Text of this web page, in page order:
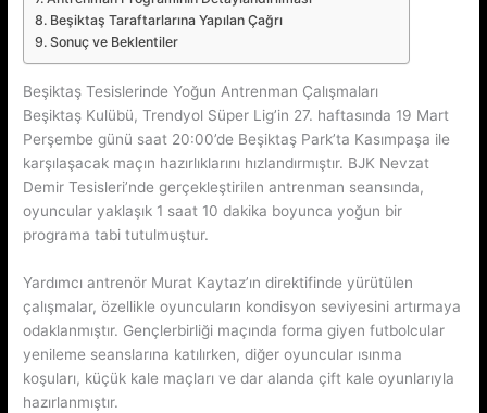
Beşiktaş Taraftarlarına Yapılan Çağrı
Sonuç ve Beklentiler
Beşiktaş Tesislerinde Yoğun Antrenman Çalışmaları
Beşiktaş Kulübü, Trendyol Süper Lig’in 27. haftasında 19 Mart
Perşembe günü saat 20:00’de Beşiktaş Park’ta Kasımpaşa ile
karşılaşacak maçın hazırlıklarını hızlandırmıştır. BJK Nevzat
Demir Tesisleri’nde gerçekleştirilen antrenman seansında,
oyuncular yaklaşık 1 saat 10 dakika boyunca yoğun bir
programa tabi tutulmuştur.
Yardımcı antrenör Murat Kaytaz’ın direktifinde yürütülen
çalışmalar, özellikle oyuncuların kondisyon seviyesini artırmaya
odaklanmıştır. Gençlerbirliği maçında forma giyen futbolcular
yenileme seanslarına katılırken, diğer oyuncular ısınma
koşuları, küçük kale maçları ve dar alanda çift kale oyunlarıyla
hazırlanmıştır.